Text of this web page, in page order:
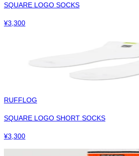
SQUARE LOGO SOCKS
¥3,300
RUFFLOG
SQUARE LOGO SHORT SOCKS
¥3,300